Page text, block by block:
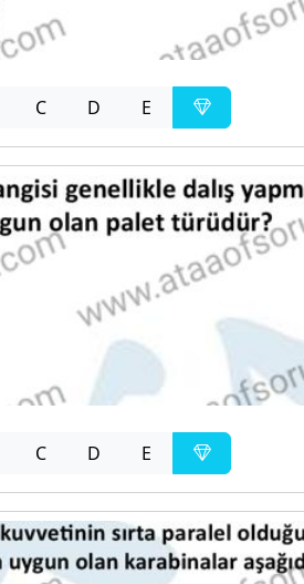
C D E
C D E